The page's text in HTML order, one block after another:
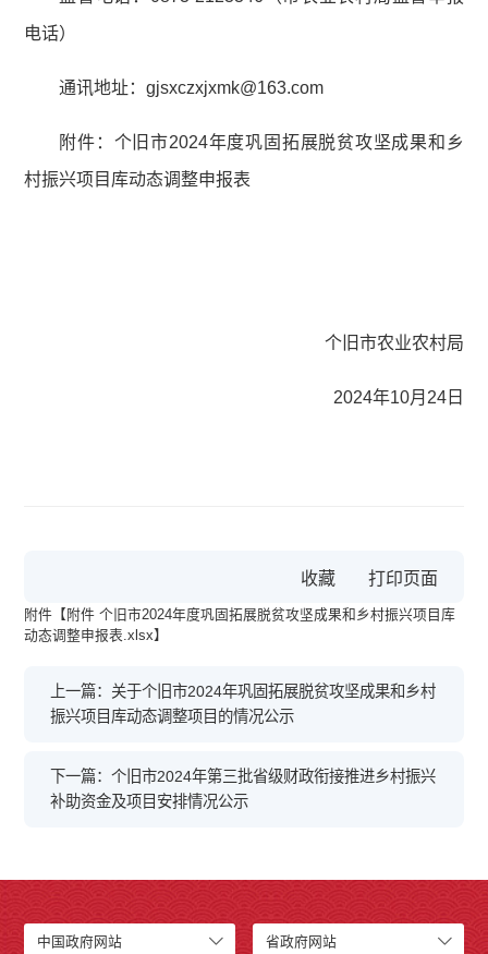
电话）
通讯地址：gjsxczxjxmk@163.com
附件：个旧市2024年度巩固拓展脱贫攻坚成果和乡
村振兴项目库动态调整申报表
个旧市农业农村局
2024年10月24日
收藏
附件【 附件 个旧市2024年度巩固拓展脱贫攻坚成果和乡村振兴项目库
动态调整申报表.xlsx】
上一篇：关于个旧市2024年巩固拓展脱贫攻坚成果和乡村
振兴项目库动态调整项目的情况公示
下一篇：个旧市2024年第三批省级财政衔接推进乡村振兴
补助资金及项目安排情况公示
中国政府网站 省政府网站